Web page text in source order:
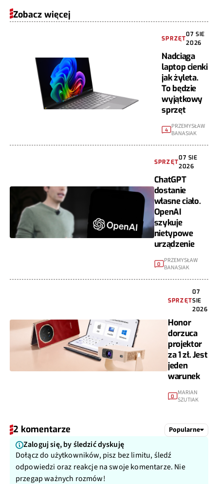
Zobacz więcej
SPRZĘT
07 SIE
2026
Nadciąga
laptop cienki
jak żyleta.
To będzie
wyjątkowy
sprzęt
4
PRZEMYSŁAW
BANASIAK
SPRZĘT
07 SIE
2026
ChatGPT
dostanie
własne ciało.
OpenAI
szykuje
nietypowe
urządzenie
0 PRZEMYSŁAW
BANASIAK
SPRZĘT
07
SIE
2026
Honor
dorzuca
projektor
za 1 zł. Jest
jeden
warunek
0
MARIAN
SZUTIAK
2 komentarze Popularne
Zaloguj się, by śledzić dyskuję
Dołącz do użytkowników, pisz bez limitu, śledź
odpowiedzi oraz reakcje na swoje komentarze. Nie
przegap ważnych rozmów!